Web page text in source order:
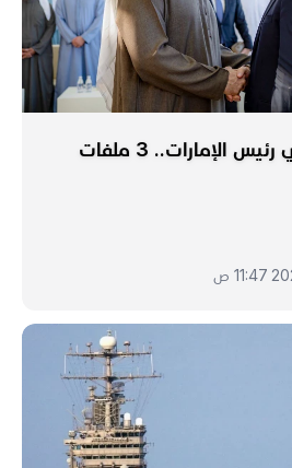
مسرور بارزاني يلتقي رئيس الإمارات.. 3 ملفات